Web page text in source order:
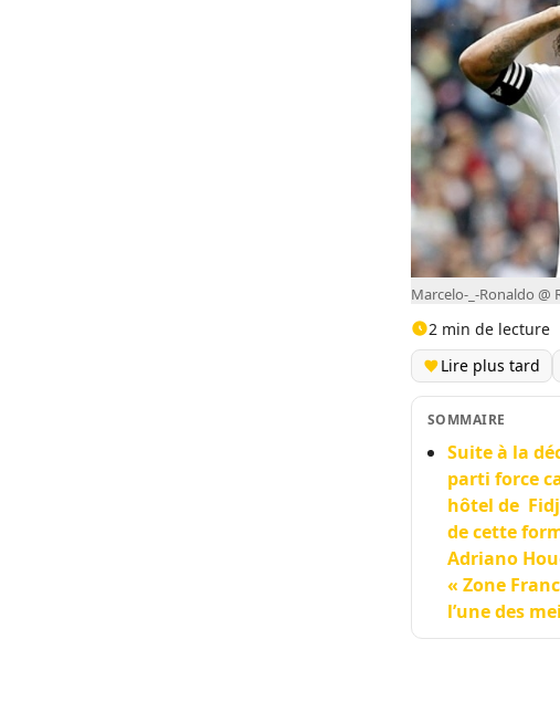
Marcelo-_-Ronaldo @
2 min de lecture
Lire plus tard
SOMMAIRE
Suite à la
parti force
hôtel de
de cette
Adriano
« Zone
l’une des